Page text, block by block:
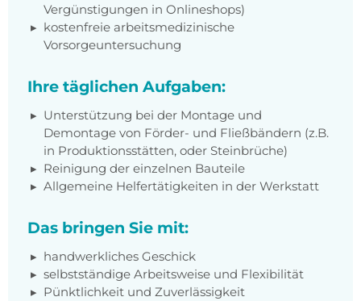
Vergünstigungen in Onlineshops)
kostenfreie arbeitsmedizinische
Vorsorgeuntersuchung
Ihre täglichen Aufgaben:
Unterstützung bei der Montage und
Demontage von Förder- und Fließbändern (z.B.
in Produktionsstätten, oder Steinbrüche)
Reinigung der einzelnen Bauteile
Allgemeine Helfertätigkeiten in der Werkstatt
Das bringen Sie mit:
handwerkliches Geschick
selbstständige Arbeitsweise und Flexibilität
Pünktlichkeit und Zuverlässigkeit